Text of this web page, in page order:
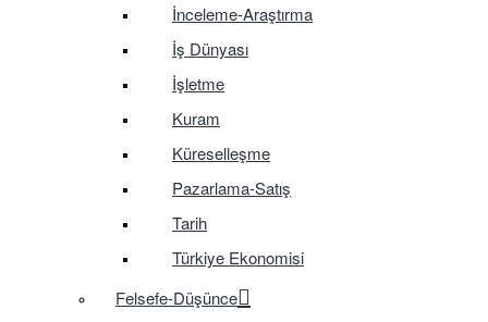
İnceleme-Araştırma
İş Dünyası
İşletme
Kuram
Küreselleşme
Pazarlama-Satış
Tarih
Türkiye Ekonomisi
Felsefe-Düşünce